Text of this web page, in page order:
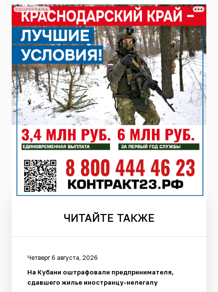
СОЦРЕКЛАМА
ЧИТАЙТЕ ТАКЖЕ
Четверг 6 августа, 2026
На Кубани оштрафовали предпринимателя,
сдавшего жилье иностранцу-нелегалу